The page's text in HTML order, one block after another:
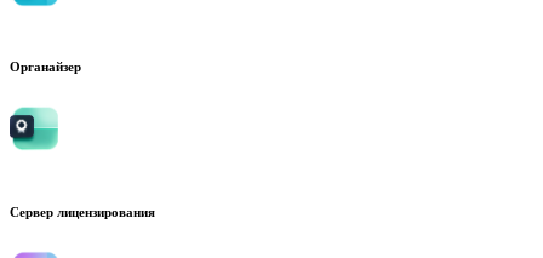
Органайзер
Сервер лицензирования